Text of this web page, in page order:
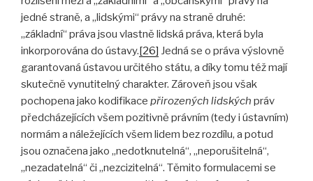
jedné straně, a „lidskými“ právy na straně druhé:
„základní“ práva jsou vlastně lidská práva, která byla
inkorporována do ústavy.[26] Jedná se o práva výslovně
garantovaná ústavou určitého státu, a díky tomu též mají
skutečně vynutitelný charakter. Zároveň jsou však
pochopena jako kodifikace přirozených lidských práv
předcházejících všem pozitivně právním (tedy i ústavním)
normám a náležejících všem lidem bez rozdílu, a potud
jsou označena jako „nedotknutelná“, „neporušitelná“,
„nezadatelná“ či „nezcizitelná“. Těmito formulacemi se